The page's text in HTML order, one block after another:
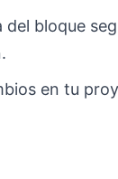
del bloque
en tu